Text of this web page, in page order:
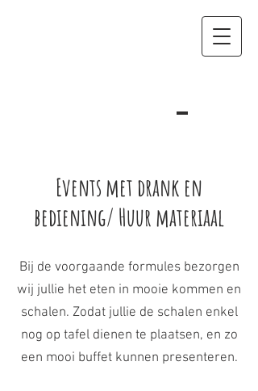
Events met drank en
bediening/ Huur materiaal
Bij de voorgaande formules bezorgen
wij jullie het eten in mooie kommen en
schalen. Zodat jullie de schalen enkel
nog op tafel dienen te plaatsen, en zo
een mooi buffet kunnen presenteren.